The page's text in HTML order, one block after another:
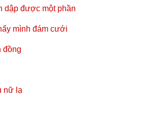
dập được một phần
mình đám cưới
đồng
nữ lạ